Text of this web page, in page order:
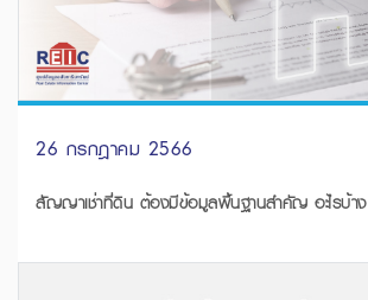
26 กรกฎาคม 2566
สัญญาเช่าที่ดิน ต้องมีข้อมูลพื้นฐานสำคัญ อะไรบ้าง